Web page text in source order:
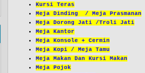
Kursi Teras
Meja Dinding / Meja Prasmanan
Meja Dorong Jati /Troli Jati
Meja Kantor
Meja Konsole + Cermin
Meja Kopi / Meja Tamu
Meja Makan Dan Kursi Makan
Meja Pojok